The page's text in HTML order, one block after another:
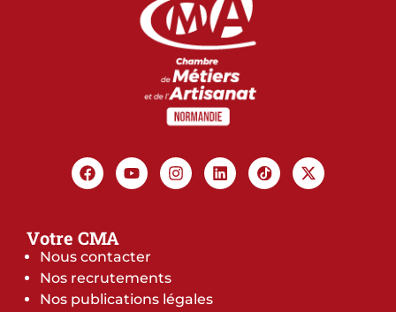
Votre CMA
Nous contacter
Nos recrutements
Nos publications légales